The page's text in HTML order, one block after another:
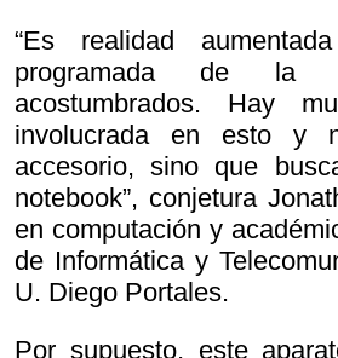
“Es realidad
programada de la
acostumbrados. Hay
involucrada en esto y
accesorio, sino que
notebook”, conjetura
en computación y
de Informática y
U. Diego Portales.
Por supuesto, este